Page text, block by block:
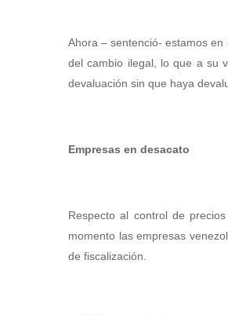
Ahora – sentenció- estamos
del cambio ilegal, lo que a su
devaluación sin que haya
Empresas en desacato
Respecto al control de
momento las empresas
de fiscalización.